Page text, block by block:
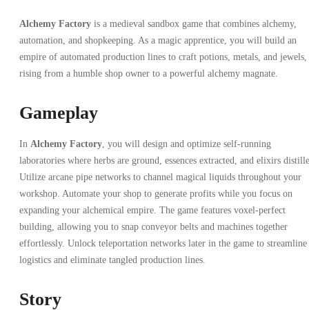
Alchemy Factory is a medieval sandbox game that combines alchemy,
automation, and shopkeeping. As a magic apprentice, you will build an
empire of automated production lines to craft potions, metals, and jewels,
rising from a humble shop owner to a powerful alchemy magnate.
Gameplay
In Alchemy Factory , you will design and optimize self-running
laboratories where herbs are ground, essences extracted, and elixirs
Utilize arcane pipe networks to channel magical liquids throughout your
workshop. Automate your shop to generate profits while you focus on
expanding your alchemical empire. The game features voxel-perfect
building, allowing you to snap conveyor belts and machines together
effortlessly. Unlock teleportation networks later in the game to streamline
logistics and eliminate tangled production lines.
Story